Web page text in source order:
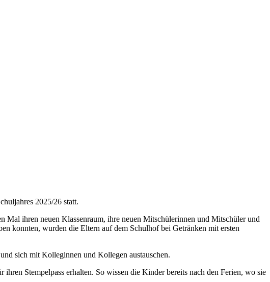
2025/26 statt.
ihren neuen Klassenraum, ihre neuen Mitschülerinnen und Mitschüler und
konnten, wurden die Eltern auf dem Schulhof bei Getränken mit ersten
sich mit Kolleginnen und Kollegen austauschen.
Stempelpass erhalten. So wissen die Kinder bereits nach den Ferien, wo sie